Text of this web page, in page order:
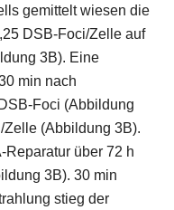
gemittelt wiesen die
DSB-Foci/Zelle auf
3B). Eine
min nach
Foci (Abbildung
Zelle (Abbildung 3B).
Reparatur über 72 h
3B). 30 min
stieg der